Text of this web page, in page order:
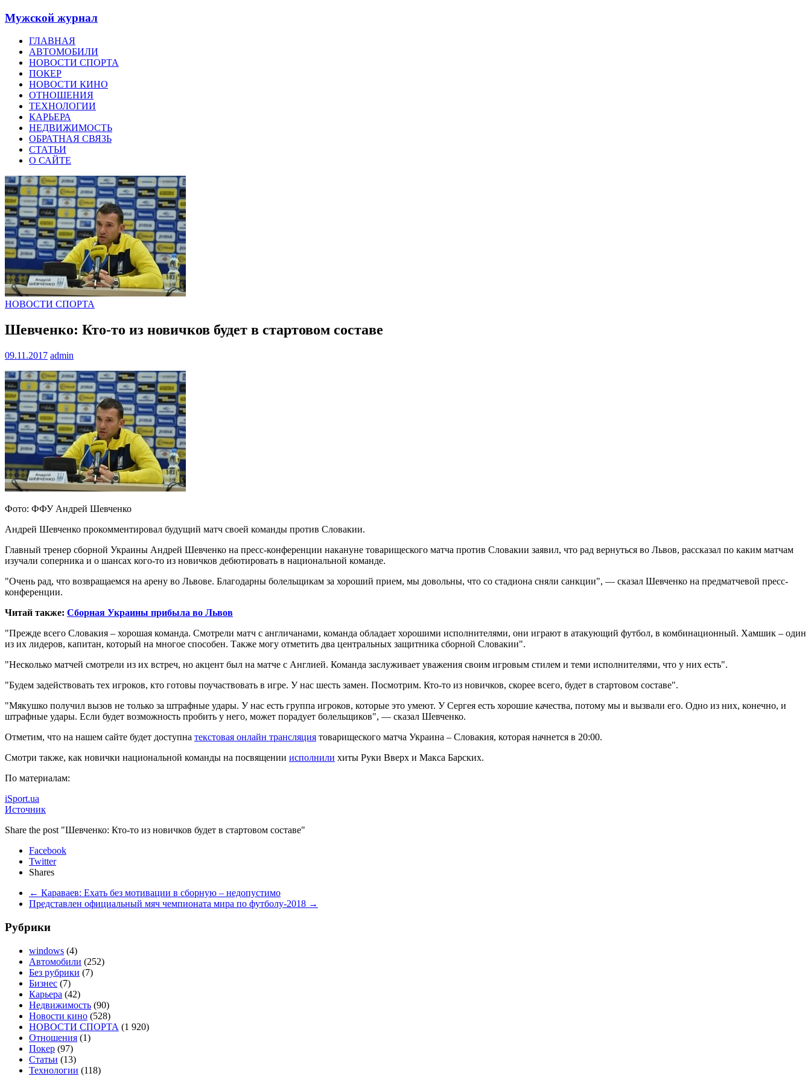
Мужской журнал
ГЛАВНАЯ
АВТОМОБИЛИ
НОВОСТИ СПОРТА
ПОКЕР
НОВОСТИ КИНО
ОТНОШЕНИЯ
ТЕХНОЛОГИИ
КАРЬЕРА
НЕДВИЖИМОСТЬ
ОБРАТНАЯ СВЯЗЬ
СТАТЬИ
О САЙТЕ
НОВОСТИ СПОРТА
Шевченко: Кто-то из новичков будет в стартовом составе
09.11.2017 admin
Фото: ФФУ Андрей Шевченко
Андрей Шевченко прокомментировал будущий матч своей команды против Словакии.
Главный тренер сборной Украины Андрей Шевченко на пресс-конференции накануне товарищеского матча против Словакии заявил, что рад вернуться во Львов, рассказал по каким матчам
изучали соперника и о шансах кого-то из новичков дебютировать в национальной команде.
"Очень рад, что возвращаемся на арену во Львове. Благодарны болельщикам за хороший прием, мы довольны, что со стадиона сняли санкции", — сказал Шевченко на предматчевой пресс-
конференции.
Читай также: Сборная Украины прибыла во Львов
"Прежде всего Словакия – хорошая команда. Смотрели матч с англичанами, команда обладает хорошими исполнителями, они играют в атакующий футбол, в комбинационный. Хамшик – один
из их лидеров, капитан, который на многое способен. Также могу отметить два центральных защитника сборной Словакии".
"Несколько матчей смотрели из их встреч, но акцент был на матче с Англией. Команда заслуживает уважения своим игровым стилем и теми исполнителями, что у них есть".
"Будем задействовать тех игроков, кто готовы поучаствовать в игре. У нас шесть замен. Посмотрим. Кто-то из новичков, скорее всего, будет в стартовом составе".
"Мякушко получил вызов не только за штрафные удары. У нас есть группа игроков, которые это умеют. У Сергея есть хорошие качества, потому мы и вызвали его. Одно из них, конечно, и
штрафные удары. Если будет возможность пробить у него, может порадует болельщиков", — сказал Шевченко.
Отметим, что на нашем сайте будет доступна текстовая онлайн трансляция товарищеского матча Украина – Словакия, которая начнется в 20:00.
Смотри также, как новички национальной команды на посвящении исполнили хиты Руки Вверх и Макса Барских.
По материалам:
iSport.ua
Источник
Share the post "Шевченко: Кто-то из новичков будет в стартовом составе"
Facebook
Twitter
Shares
← Караваев: Ехать без мотивации в сборную – недопустимо
Представлен официальный мяч чемпионата мира по футболу-2018 →
Рубрики
windows (4)
Автомобили (252)
Без рубрики (7)
Бизнес (7)
Карьера (42)
Недвижимость (90)
Новости кино (528)
НОВОСТИ СПОРТА (1 920)
Отношения (1)
Покер (97)
Статьи (13)
Технологии (118)